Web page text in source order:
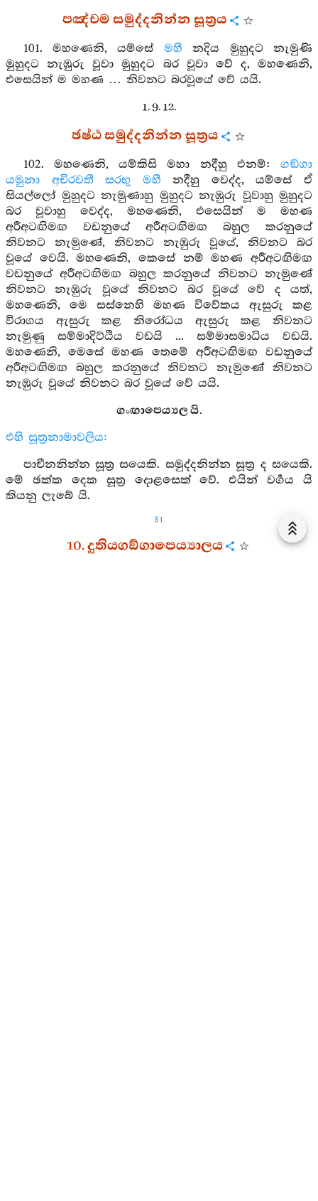
පඤ්චම සමුද්දනින්න සූත්‍රය
101. මහණෙනි, යම්සේ මහී නදිය මුහුදට නැමුණි
මුහුදට නැඹුරු වූවා මුහුදට බර වූවා වේ ද, මහණෙනි,
එසෙයින් ම මහණ … නිවනට බරවූයේ වේ යයි.
1. 9. 12.
ඡෂ්ඨ සමුද්දනින්න සූත්‍රය
102. මහණෙනි, යම්කිසි මහා නදීහු එනම්: ගඞ්ගා
යමුනා
අචිරවතී සරභු මහී නදීහු වෙද්ද, යම්සේ ඒ
සියල්ලෝ මුහුදට නැමුණාහු මුහුදට නැඹුරු වූවාහු මුහුදට
බර වූවාහු වෙද්ද, මහණෙනි, එසෙයින් ම මහණ
අරීඅටඟිමඟ වඩනුයේ අරීඅටඟිමඟ බහුල කරනුයේ
නිවනට නැමුණේ, නිවනට නැඹුරු වූයේ, නිවනට බර
වූයේ වෙයි. මහණෙනි, කෙසේ නම් මහණ අරීඅටඟිමඟ
වඩනුයේ අරීඅටඟිමඟ බහුල කරනුයේ නිවනට නැමුණේ
නිවනට නැඹුරු වූයේ නිවනට බර වූයේ වේ ද යත්,
මහණෙනි, මෙ සස්නෙහි මහණ විවේකය ඇසුරු කළ
විරාගය ඇසුරු කළ නිරෝධය ඇසුරු කළ නිවනට
නැමුණු සම්මාදිට්ඨිය වඩයි ... සම්මාසමාධිය වඩයි.
මහණෙනි, මෙසේ මහණ තෙමේ අරීඅටඟිමඟ වඩනුයේ
අරීඅටඟිමඟ බහුල කරනුයේ නිවනට නැමුණේ නිවනට
නැඹුරු වූයේ නිවනට බර වූයේ වේ යයි.
ගංඟාපෙය්‍යල යි.
එහි සූත්‍රනාමාවලිය:
පාචීනනින්න සූත්‍ර සයෙකි. සමුද්දනින්න සූත්‍ර ද සයෙකි.
මේ ඡක්ක දෙක සූත්‍ර දොළසෙක් වේ. එයින් වර්‍ගය යි
කියනු ලැබේ යි.
81
10. දුතියගඞ්ගාපෙය්‍යාලය